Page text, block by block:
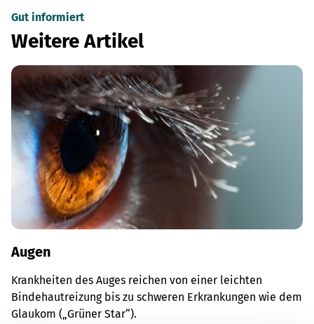
Gut informiert
Weitere Artikel
Augen
Krankheiten des Auges reichen von einer leichten
Bindehautreizung bis zu schweren Erkrankungen wie dem
Glaukom („Grüner Star“).